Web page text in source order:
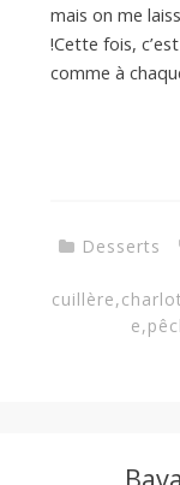
mais on me
!Cette fois,
comme à
Desserts
cuillère,
e,